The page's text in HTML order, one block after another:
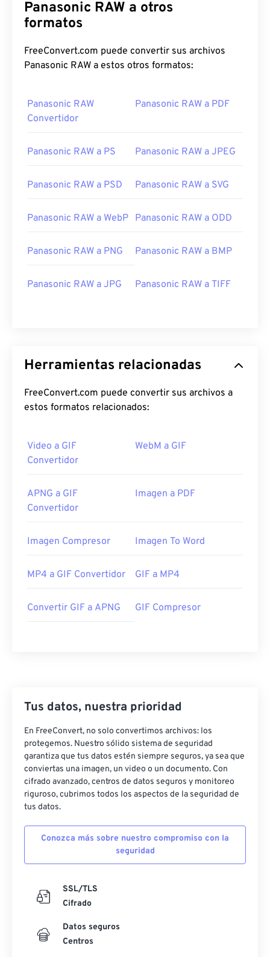
Panasonic RAW a otros
formatos
FreeConvert.com puede convertir sus archivos
Panasonic RAW a estos otros formatos:
Panasonic RAW
Convertidor
Panasonic RAW a PDF
Panasonic RAW a PS Panasonic RAW a JPEG
Panasonic RAW a PSD Panasonic RAW a SVG
Panasonic RAW a WebP Panasonic RAW a ODD
Panasonic RAW a PNG Panasonic RAW a BMP
Panasonic RAW a JPG Panasonic RAW a TIFF
Herramientas relacionadas
FreeConvert.com puede convertir sus archivos a
estos formatos relacionados:
Video a GIF
Convertidor
WebM a GIF
APNG a GIF
Convertidor
Imagen a PDF
Imagen Compresor Imagen To Word
MP4 a GIF Convertidor GIF a MP4
Convertir GIF a APNG GIF Compresor
Tus datos, nuestra prioridad
En FreeConvert, no solo convertimos archivos: los
protegemos. Nuestro sólido sistema de seguridad
garantiza que tus datos estén siempre seguros, ya sea que
conviertas una imagen, un video o un documento. Con
cifrado avanzado, centros de datos seguros y monitoreo
riguroso, cubrimos todos los aspectos de la seguridad de
tus datos.
Conozca más sobre nuestro compromiso con la
seguridad
SSL/TLS
Cifrado
Datos seguros
Centros